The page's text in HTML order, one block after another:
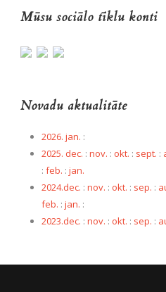
Mūsu sociālo tīklu konti
Novadu aktualitāte
2026. jan. :
2025. dec. : nov. : okt. : sept. :
: feb. : jan.
2024.dec. : nov. : okt. : sep. :
feb. : jan. :
2023.dec. : nov. : okt. : sep. :